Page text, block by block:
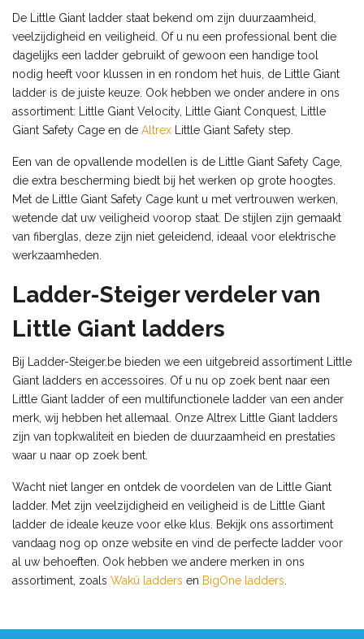
De Little Giant ladder staat bekend om zijn duurzaamheid,
veelzijdigheid en veiligheid. Of u nu een professional bent die
dagelijks een ladder gebruikt of gewoon een handige tool
nodig heeft voor klussen in en rondom het huis, de Little Giant
ladder is de juiste keuze. Ook hebben we onder andere in ons
assortiment: Little Giant Velocity, Little Giant Conquest, Little
Giant Safety Cage en de Altrex Little Giant Safety step.
Een van de opvallende modellen is de Little Giant Safety Cage,
die extra bescherming biedt bij het werken op grote hoogtes.
Met de Little Giant Safety Cage kunt u met vertrouwen werken,
wetende dat uw veiligheid voorop staat. De stijlen zijn gemaakt
van fiberglas, deze zijn niet geleidend, ideaal voor elektrische
werkzaamheden.
Ladder-Steiger verdeler van
Little Giant ladders
Bij Ladder-Steiger.be bieden we een uitgebreid assortiment Little
Giant ladders en accessoires. Of u nu op zoek bent naar een
Little Giant ladder of een multifunctionele ladder van een ander
merk, wij hebben het allemaal. Onze Altrex Little Giant ladders
zijn van topkwaliteit en bieden de duurzaamheid en prestaties
waar u naar op zoek bent.
Wacht niet langer en ontdek de voordelen van de Little Giant
ladder. Met zijn veelzijdigheid en veiligheid is de Little Giant
ladder de ideale keuze voor elke klus. Bekijk ons assortiment
vandaag nog op onze website en vind de perfecte ladder voor
al uw behoeften. Ook hebben we andere merken in ons
assortiment, zoals Wakü ladders en BigOne ladders